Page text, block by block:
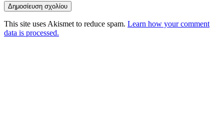
This site uses Akismet to reduce spam. Learn how your comment
data is processed.